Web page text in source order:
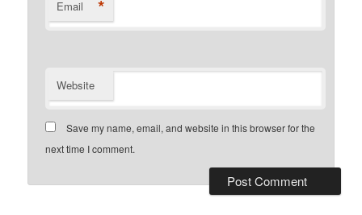
Email *
Website
Save my name, email, and website in this browser for the
next time I comment.